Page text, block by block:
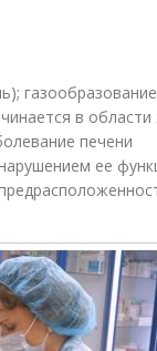
в
печени
ее